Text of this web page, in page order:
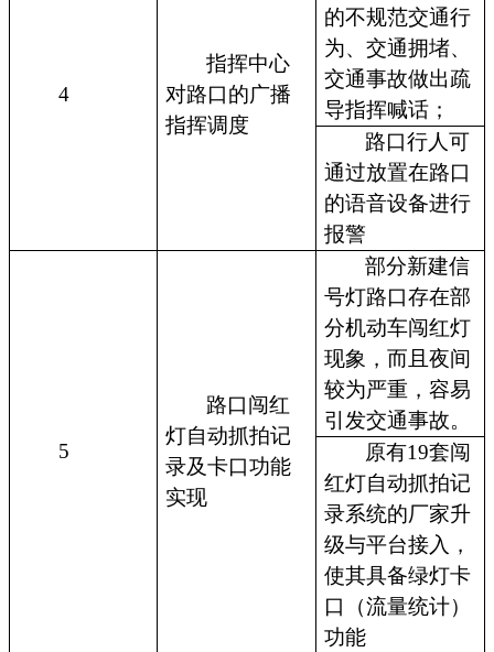
4
指挥中心
对路口的广播
指挥调度
的不规范交通行
为、交通拥堵、
交通事故做出疏
导指挥喊话；
路口行人可
通过放置在路口
的语音设备进行
报警
5
路口闯红
灯自动抓拍记
录及卡口功能
实现
部分新建信
号灯路口存在部
分机动车闯红灯
现象，而且夜间
较为严重，容易
引发交通事故。
原有19套闯
红灯自动抓拍记
录系统的厂家升
级与平台接入，
使其具备绿灯卡
口（流量统计）
功能